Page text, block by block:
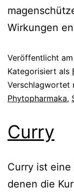
Wirkungen
Veröffentlicht am
Kategorisiert als
Verschlagwortet
Phytopharmaka,
Curry
Curry ist
denen die